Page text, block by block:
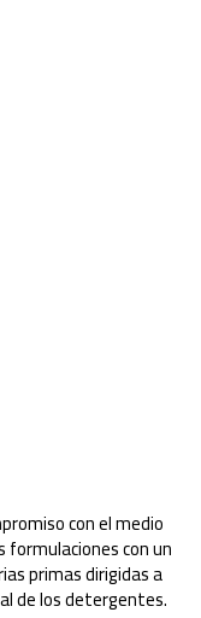
con el medio
con un
primas dirigidas a
de los detergentes.